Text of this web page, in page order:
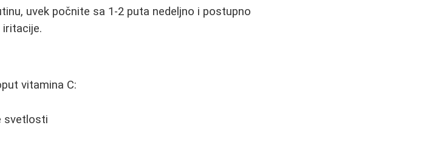
uvek počnite sa 1-2 puta nedeljno i postupno
vitamina C:
svetlosti